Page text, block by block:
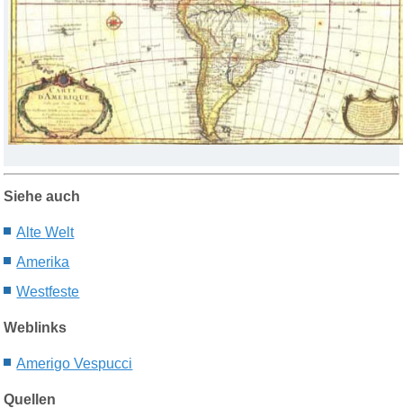
Siehe auch
A lteWelt
Amerika
Westfeste
Weblinks
Amerigo Vespucci
Quellen